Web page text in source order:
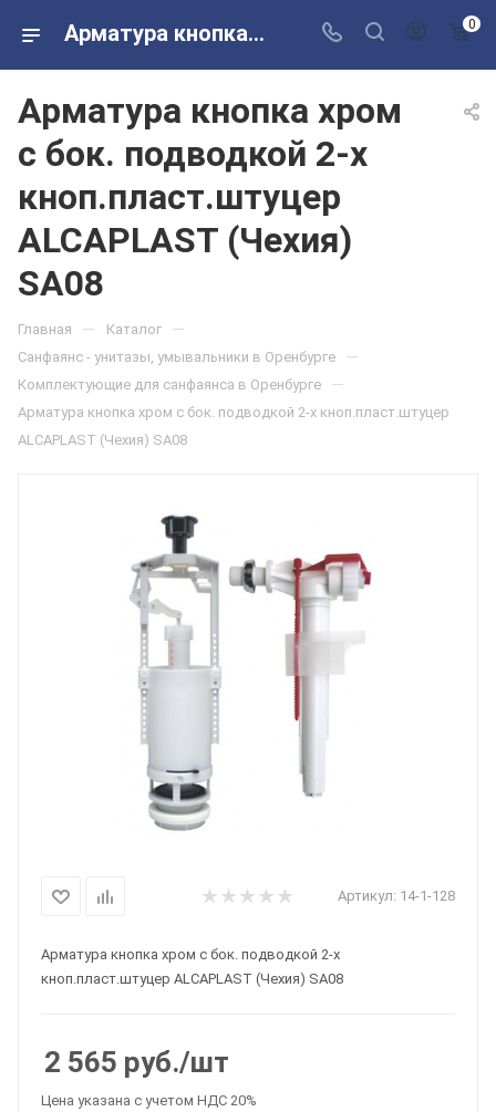
Арматура кнопка хром с бок. подводкой 2-х кноп.пласт.штуцер ALCAPLAST (Чехия) SA08 в розничных магазинах Сантехторг 0
Арматура кнопка хром
с бок. подводкой 2-х
кноп.пласт.штуцер
ALCAPLAST (Чехия)
SA08
Главная — Каталог —
Санфаянс - унитазы, умывальники в Оренбурге —
Комплектующие для санфаянса в Оренбурге —
Арматура кнопка хром с бок. подводкой 2-х кноп.пласт.штуцер
ALCAPLAST (Чехия) SA08
Артикул: 14-1-128
Арматура кнопка хром с бок. подводкой 2-х
кноп.пласт.штуцер ALCAPLAST (Чехия) SA08
2 565 руб./шт
Цена указана с учетом НДС 20%